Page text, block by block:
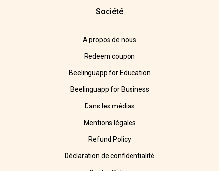
Société
A propos de nous
Redeem coupon
Beelinguapp for Education
Beelinguapp for Business
Dans les médias
Mentions légales
Refund Policy
Déclaration de confidentialité